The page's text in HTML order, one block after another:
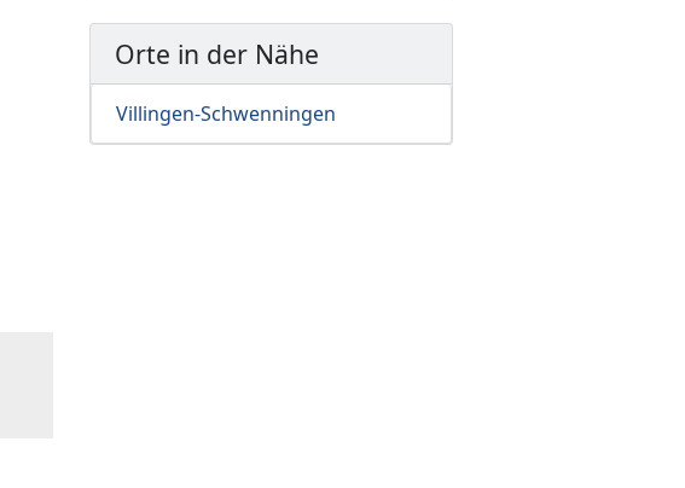
Orte in der Nähe
Villingen-Schwenningen